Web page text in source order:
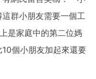
群小朋友需要一個工
是家庭中的第二位媽
個小朋友加起來還要